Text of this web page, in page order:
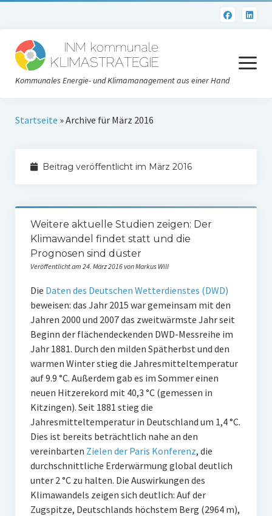
Kommunales Energie- und Klimamanagement aus einer Hand
Menü
öffnen
Datenschutzerklärung
Startseite »Archive für März 2016
Beitrag veröffentlicht im März 2016
Weitere aktuelle Studien zeigen: Der
Klimawandel findet statt und die
Prognosen sind düster
Veröffentlicht am 24. März 2016 von Markus Will
Die Daten des Deutschen Wetterdienstes (DWD)
beweisen: das Jahr 2015 war gemeinsam mit den
Jahren 2000 und 2007 das zweitwärmste Jahr seit
Beginn der flächendeckenden DWD-Messreihe im
Jahr 1881. Durch den milden Spätherbst und den
warmen Winter stieg die Jahresmitteltemperatur
auf 9.9 °C. Außerdem gab es im Sommer einen
neuen Hitzerekord mit 40,3 °C (gemessen in
Kitzingen). Seit 1881 stieg die
Jahresmitteltemperatur in Deutschland um 1,4 °C.
Dies ist bereits beträchtlich nahe an den
vereinbarten Zielen der Paris Konferenz, die
durchschnittliche Erderwärmung global deutlich
unter 2 °C zu halten. Die Auswirkungen des
Klimawandels zeigen sich deutlich: Auf der
Zugspitze, Deutschlands höchstem Berg (2964 m),